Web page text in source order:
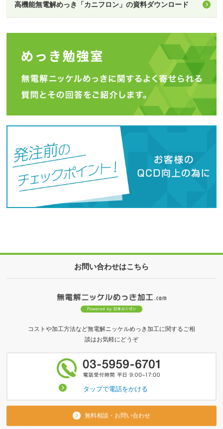
高機能無電解めっき「カニフロン」の資料ダウンロード
お問い合わせはこちら
コストや加工方法など無電解ニッケルめっき加工に関するご相
談はお気軽にどうぞ
タップで電話をかける
無料相談・お問い合わせ